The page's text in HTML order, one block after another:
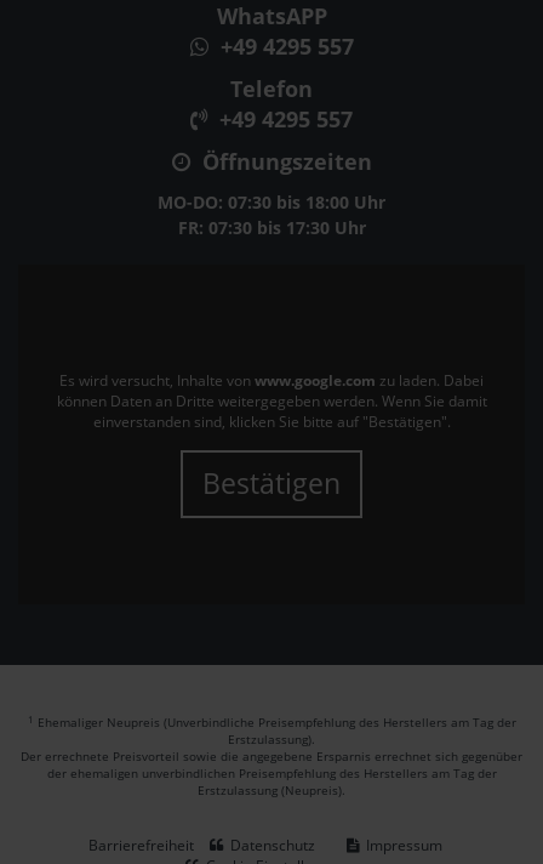
WhatsAPP
+49 4295 557
Telefon
+49 4295 557
Öffnungszeiten
MO-DO: 07:30 bis 18:00 Uhr
FR: 07:30 bis 17:30 Uhr
Es wird versucht, Inhalte von www.google.com zu laden. Dabei
können Daten an Dritte weitergegeben werden. Wenn Sie damit
einverstanden sind, klicken Sie bitte auf "Bestätigen".
Bestätigen
1 Ehemaliger Neupreis (Unverbindliche Preisempfehlung des Herstellers am Tag der
Erstzulassung).
Der errechnete Preisvorteil sowie die angegebene Ersparnis errechnet sich gegenüber
der ehemaligen unverbindlichen Preisempfehlung des Herstellers am Tag der
Erstzulassung (Neupreis).
Barrierefreiheit Datenschutz
Impressum